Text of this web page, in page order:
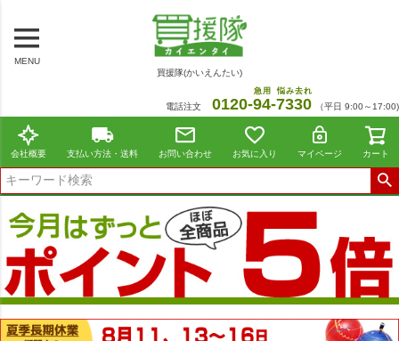
MENU
買援隊(かいえんたい)
電話注文 0120-94
急用
-7330
悩み去れ
（平日 9:00～17:00)
会社概要 支払い方法・送料 お問い合わせ お気に入り マイページ カート